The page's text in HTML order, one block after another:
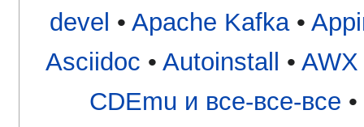
devel • Apache Kafka•
Asciidoc • Autoinstall • AWX
CDEmu и все-все-все •